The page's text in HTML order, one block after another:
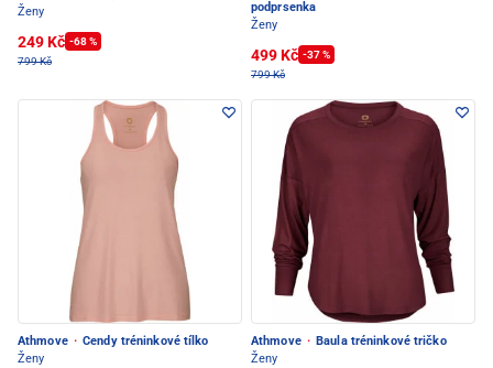
Ženy
249 Kč -68 %
799 Kč
podprsenka
Ženy
499 Kč -37 %
799 Kč
Athmove · Cendy tréninkové tílko
Ženy
Athmove · Baula tréninkové tričko
Ženy